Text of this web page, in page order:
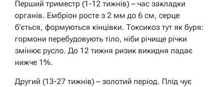
Перший триместр (1-12 тижнів) – час закладки
органів. Ембріон росте з 2 мм до 6 см, серце
б’ється, формуються кінцівки. Токсикоз тут як буря:
гормони перебудовують тіло, ніби річище річки
змінює русло. До 12 тижня ризик викидня падає
нижче 1%.
Другий (13-27 тижнів) – золотий період. Плід чує